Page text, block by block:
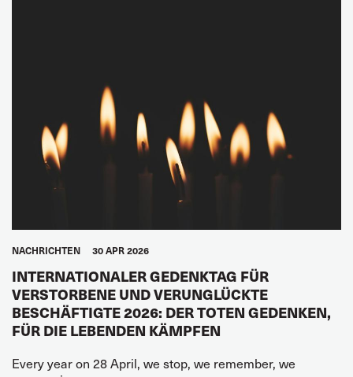
NACHRICHTEN 30 APR 2026
INTERNATIONALER GEDENKTAG FÜR
VERSTORBENE UND VERUNGLÜCKTE
BESCHÄFTIGTE 2026: DER TOTEN GEDENKEN,
FÜR DIE LEBENDEN KÄMPFEN
Every year on 28 April, we stop, we remember, we